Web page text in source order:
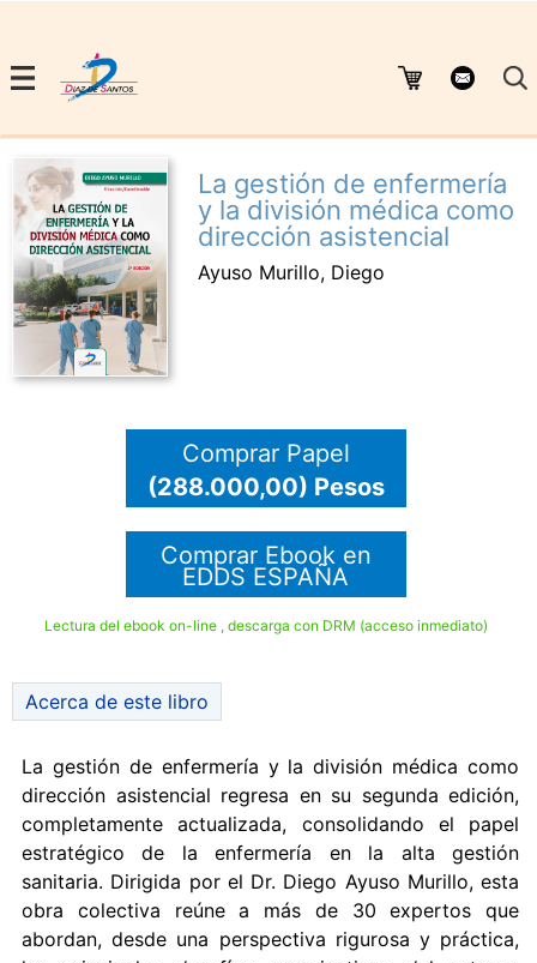
La gestión de enfermería
y la división médica como
dirección asistencial
Ayuso Murillo, Diego
Comprar Papel
(288.000,00) Pesos
Comprar Ebook en
EDDS ESPAÑA
Lectura del ebook on-line , descarga con DRM (acceso inmediato)
Acerca de este libro
La gestión de enfermería y la división médica como
dirección asistencial regresa en su segunda edición,
completamente actualizada, consolidando el papel
estratégico de la enfermería en la alta gestión
sanitaria. Dirigida por el Dr. Diego Ayuso Murillo, esta
obra colectiva reúne a más de 30 expertos que
abordan, desde una perspectiva rigurosa y práctica,